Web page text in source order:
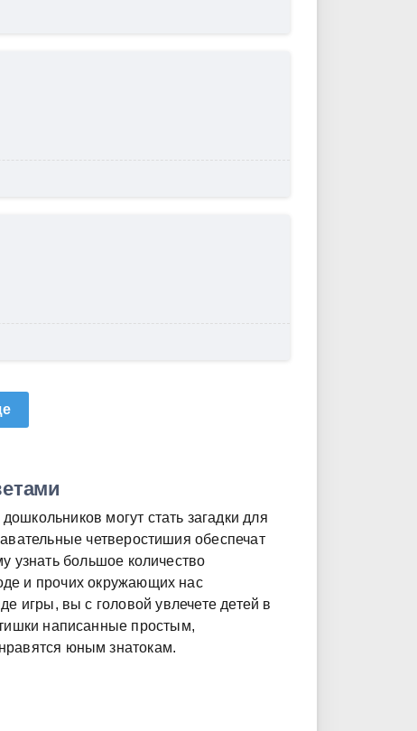
могут стать загадки для
четверостишия обеспечат
узнать большое количество
и прочих окружающих нас
игры, вы с головой увлечете детей в
написанные простым,
юным знатокам.